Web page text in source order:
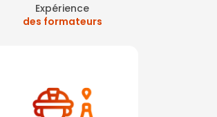
Expérience
des formateurs